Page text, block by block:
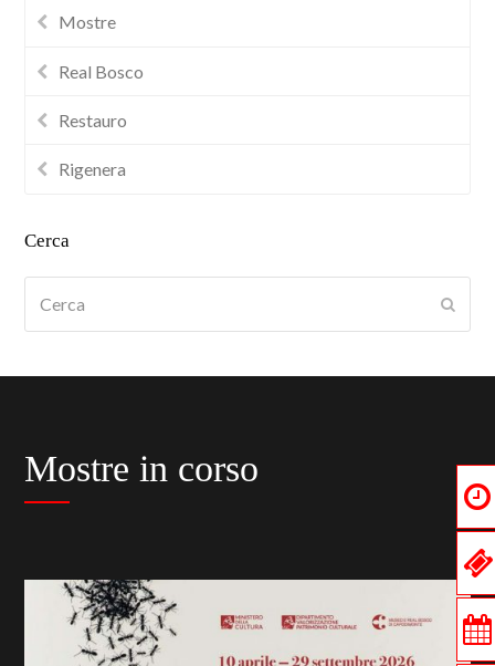
Mostre
Real Bosco
Restauro
Rigenera
Cerca
Mostre in corso